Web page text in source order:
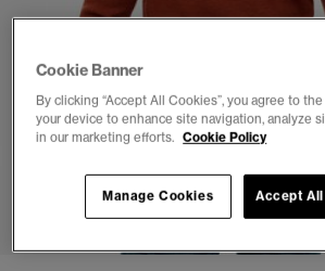
1 2 4 5
Cookie Banner
By clicking “Accept All Cookies”, you agree to
your device to enhance site navigation, analyze
in our marketing efforts. Cookie Policy
Accept
Manage Cookies